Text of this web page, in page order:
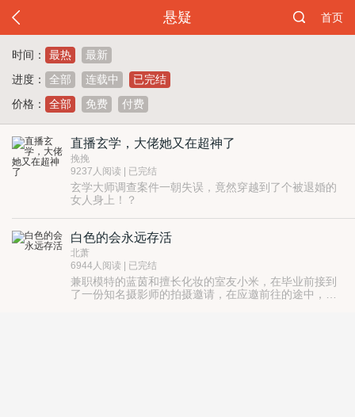
悬疑 首页
时间： 最热
最新
进度：
全部 连载中
已完结
价格：
全部 免费 付费
直播玄学，大佬她又在超神了
挽挽
9237人阅读 | 已完结
玄学大师调查案件一朝失误，竟然穿越到了个被退婚的
女人身上！？
算卦起盘奇门遁甲、五行六爻七星八卦，她信手拈来。
直播见鬼了！她抓！评论见煞了！她灭！
总之一句话，大佬来袭，魑魅魍魉统统闪开！
白色的会永远存活
北萧
6944人阅读 | 已完结
兼职模特的蓝茵和擅长化妆的室友小米，在毕业前接到
了一份知名摄影师的拍摄邀请，在应邀前往的途中，缠